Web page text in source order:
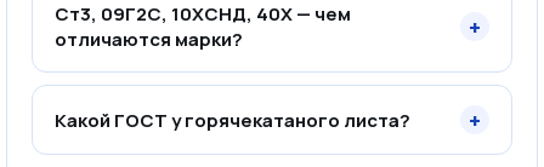
Ст3, 09Г2С, 10ХСНД, 40Х — чем
отличаются марки?
+
Какой ГОСТ у горячекатаного листа? +